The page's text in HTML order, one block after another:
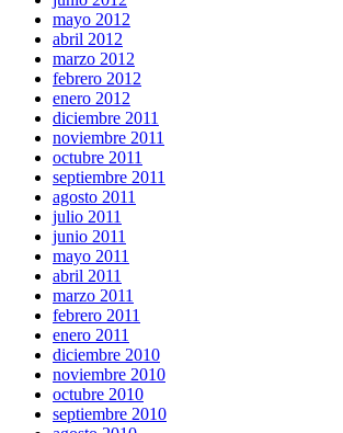
mayo 2012
abril 2012
marzo 2012
febrero 2012
enero 2012
diciembre 2011
noviembre 2011
octubre 2011
septiembre 2011
agosto 2011
julio 2011
junio 2011
mayo 2011
abril 2011
marzo 2011
febrero 2011
enero 2011
diciembre 2010
noviembre 2010
octubre 2010
septiembre 2010